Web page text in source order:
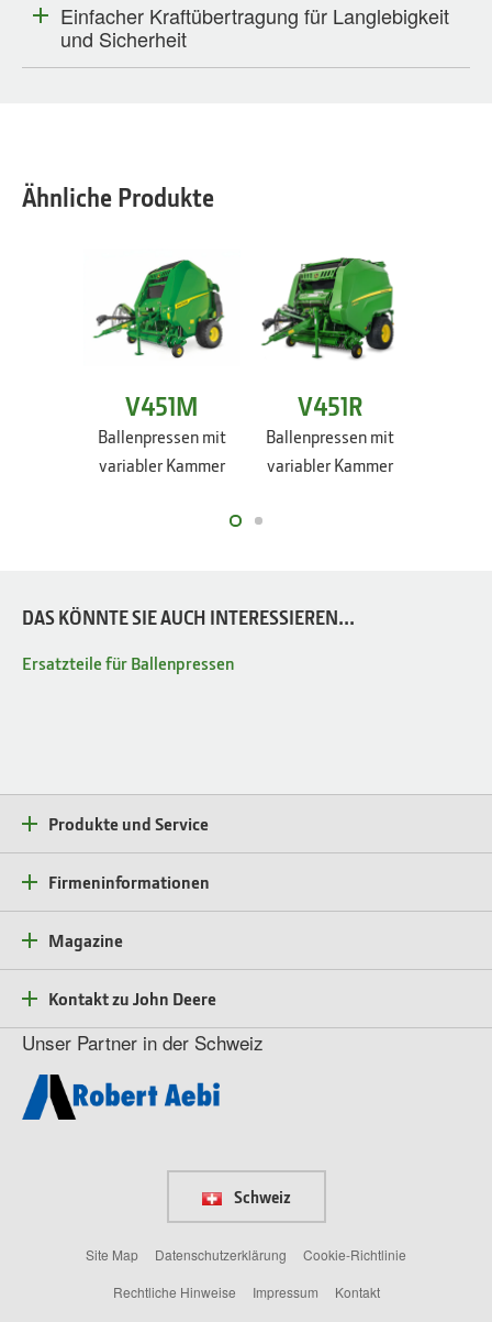
Einfacher Kraftübertragung für Langlebigkeit
und Sicherheit
Ähnliche Produkte
V451M
Ballenpressen mit
variabler Kammer
V451R
Ballenpressen mit
variabler Kammer
DAS KÖNNTE SIE AUCH INTERESSIEREN...
Ersatzteile für Ballenpressen
Produkte und Service
Firmeninformationen
Magazine
Kontakt zu John Deere
Unser Partner in der Schweiz
Schweiz
Site Map Datenschutzerklärung
Cookie-Richtlinie
Rechtliche Hinweise
Impressum Kontakt